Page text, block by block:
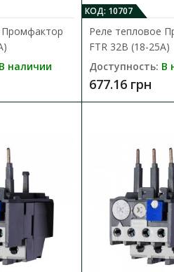
FTR 220 предназначено для
от перегрузок обр..
Промфактор FTR 32B (1,7-
В наличии
защиты FTR предназначены для
от перегрузок, обрыв..
Промфактор
В наличии
КОД: 10707
Реле тепловое
FTR 32B (18-25А)
Доступность: В
677.16 грн